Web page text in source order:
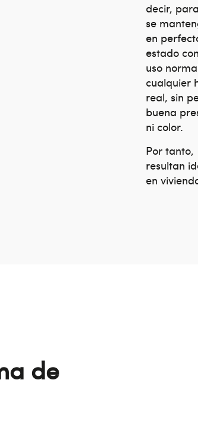
decir,
se
en
estado
uso
cualquier
real, sin
buena
ni color.
Por tanto,
resultan
en
de